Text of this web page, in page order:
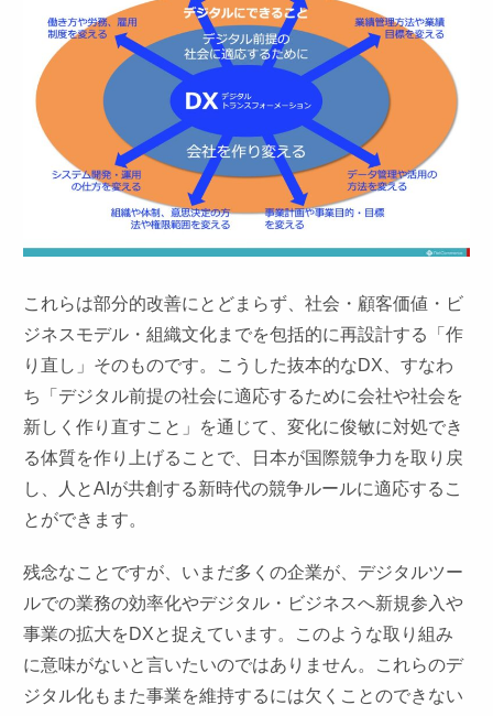
これらは部分的改善にとどまらず、社会・顧客価値・ビ
ジネスモデル・組織文化までを包括的に再設計する「作
り直し」そのものです。こうした抜本的なDX、すなわ
ち「デジタル前提の社会に適応するために会社や社会を
新しく作り直すこと」を通じて、変化に俊敏に対処でき
る体質を作り上げることで、日本が国際競争力を取り戻
し、人とAIが共創する新時代の競争ルールに適応するこ
とができます。
残念なことですが、いまだ多くの企業が、デジタルツー
ルでの業務の効率化やデジタル・ビジネスへ新規参入や
事業の拡大をDXと捉えています。このような取り組み
に意味がないと言いたいのではありません。これらのデ
ジタル化もまた事業を維持するには欠くことのできない